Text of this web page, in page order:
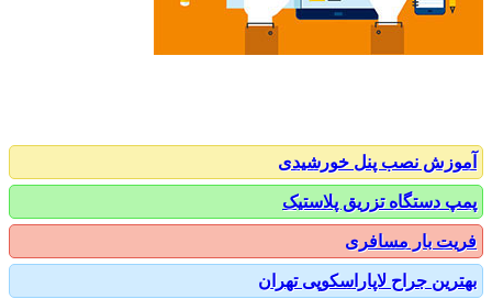
نصب پنل خورشیدی
دستگاه تزریق پلاستیک
بار مسافری
جراح لاپاراسکوپی تهران